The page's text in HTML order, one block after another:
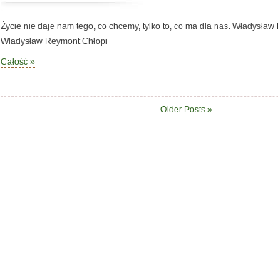
Życie nie daje nam tego, co chcemy, tylko to, co ma dla nas.
Władysław Reymont Chłopi
Całość »
Older Posts »